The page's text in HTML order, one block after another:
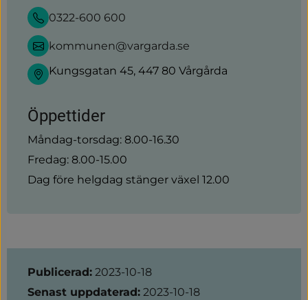
0322-600 600
kommunen@vargarda.se
Kungsgatan 45, 447 80 Vårgårda
Öppettider
Måndag-torsdag: 8.00-16.30
Fredag: 8.00-15.00
Dag före helgdag stänger växel 12.00
Sidinformation
Publicerad: 2023-10-18
Senast uppdaterad: 2023-10-18